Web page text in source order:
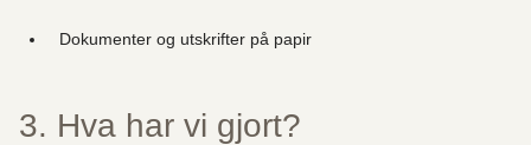
Dokumenter og utskrifter på papir
3. Hva har vi gjort?